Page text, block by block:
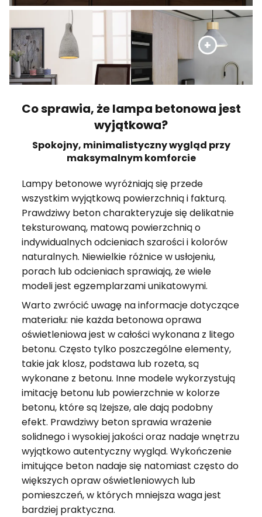
Co sprawia, że lampa betonowa jest
wyjątkowa?
Spokojny, minimalistyczny wygląd przy
maksymalnym komforcie
Lampy betonowe wyróżniają się przede
wszystkim wyjątkową powierzchnią i fakturą.
Prawdziwy beton charakteryzuje się delikatnie
teksturowaną, matową powierzchnią o
indywidualnych odcieniach szarości i kolorów
naturalnych. Niewielkie różnice w usłojeniu,
porach lub odcieniach sprawiają, że wiele
modeli jest egzemplarzami unikatowymi.
Warto zwrócić uwagę na informacje dotyczące
materiału: nie każda betonowa oprawa
oświetleniowa jest w całości wykonana z litego
betonu. Często tylko poszczególne elementy,
takie jak klosz, podstawa lub rozeta, są
wykonane z betonu. Inne modele wykorzystują
imitację betonu lub powierzchnie w kolorze
betonu, które są lżejsze, ale dają podobny
efekt. Prawdziwy beton sprawia wrażenie
solidnego i wysokiej jakości oraz nadaje wnętrzu
wyjątkowo autentyczny wygląd. Wykończenie
imitujące beton nadaje się natomiast często do
większych opraw oświetleniowych lub
pomieszczeń, w których mniejsza waga jest
bardziej praktyczna.